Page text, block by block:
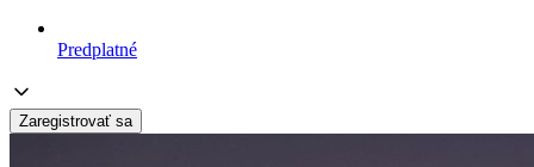
Predplatné
Zaregistrovať sa